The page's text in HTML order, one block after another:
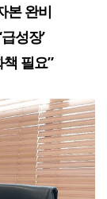
본 완비
성장’
필요”